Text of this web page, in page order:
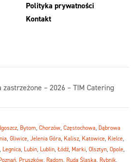
Polityka prywatności
Kontakt
– 2026 – TIM Catering
, Bytom, Chorzów, Częstochowa, Dąbrowa
, Gliwice, Jelenia Góra, Kalisz, Katowice, Kielce,
, Legnica, Lubin, Lublin, Łódź, Marki, Olsztyn, Opole,
, Pruszków, Radom, Ruda Śląska, Rybnik,